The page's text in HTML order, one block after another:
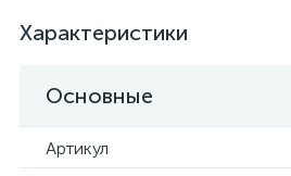
Характеристики
Основные
Артикул